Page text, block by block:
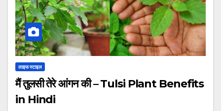
लाइफ स्टाइल
मैं तुलसी तेरे आंगन की – Tulsi Plant Benefits
in Hindi